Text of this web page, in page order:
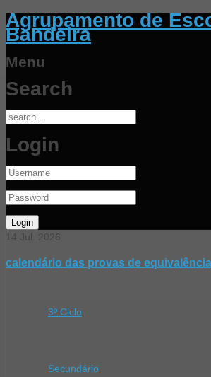
Agrupamento de
Bandeira
Menu
Search
Login
14 Jul. 2026
calendário das provas de
3º Ciclo
Secundário